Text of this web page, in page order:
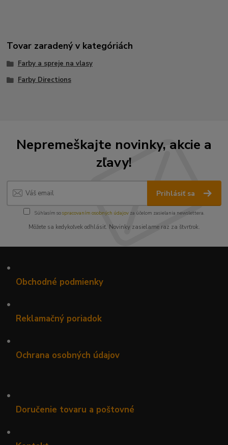
Tovar zaradený v kategóriách
Farby a spreje na vlasy
Farby Directions
Nepremeškajte novinky, akcie a
zľavy!
Prihlásiť sa
Súhlasím sospracovaním osobných údajov za účelom zasielania newslettera.
Môžete sa kedykoľvek odhlásiť. Novinky zasielame raz za štvrťrok.
•
Obchodné podmienky
•
Reklamačný poriadok
•
Ochrana osobných údajov
•
Doručenie tovaru a poštovné
•